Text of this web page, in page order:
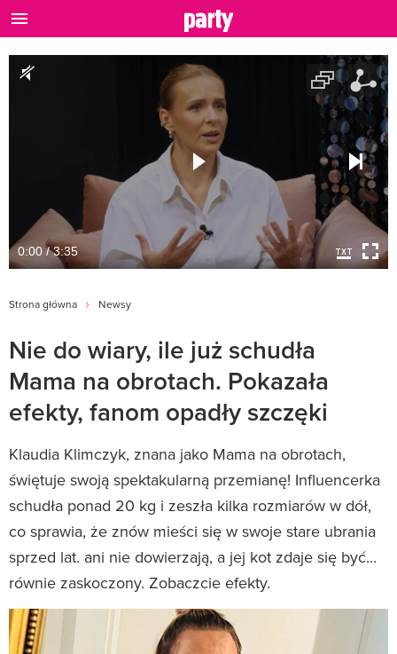
0:00 / 3:35
Strona główna Newsy
Nie do wiary, ile już schudła
Mama na obrotach. Pokazała
efekty, fanom opadły szczęki
Klaudia Klimczyk, znana jako Mama na obrotach,
świętuje swoją spektakularną przemianę! Influencerka
schudła ponad 20 kg i zeszła kilka rozmiarów w dół,
co sprawia, że znów mieści się w swoje stare ubrania
sprzed lat. ani nie dowierzają, a jej kot zdaje się być...
równie zaskoczony. Zobaczcie efekty.